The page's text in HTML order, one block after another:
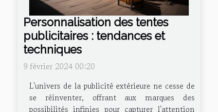
Personnalisation des tentes
publicitaires : tendances et
techniques
9 février 2024 00:20
L'univers de la publicité extérieure ne cesse de
se réinventer, offrant aux marques des
possibilités infinies pour capturer l'attention